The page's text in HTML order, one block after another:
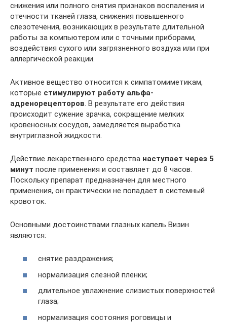
снижения или полного снятия признаков воспаления и
отечности тканей глаза, снижения повышенного
слезотечения, возникающих в результате длительной
работы за компьютером или с точными приборами,
воздействия сухого или загрязненного воздуха или при
аллергической реакции.
Активное вещество относится к симпатомиметикам,
которые стимулируют работу альфа-
адренорецепторов . В результате его действия
происходит сужение зрачка, сокращение мелких
кровеносных сосудов, замедляется выработка
внутриглазной жидкости.
Действие лекарственного средства наступает через 5
минут после применения и составляет до 8 часов.
Поскольку препарат предназначен для местного
применения, он практически не попадает в системный
кровоток.
Основными достоинствами глазных капель Визин
являются:
снятие раздражения;
нормализация слезной пленки;
длительное увлажнение слизистых поверхностей
глаза;
нормализация состояния роговицы и